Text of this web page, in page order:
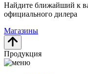
Найдите ближайший к
официального дилера
Магазины
Продукция